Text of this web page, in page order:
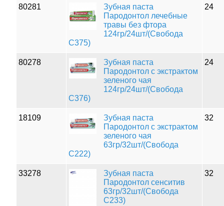
80281
Зубная паста
Пародонтол лечебные
травы без фтора
124гр/24шт/(Свобода
С375)
24
80278
Зубная паста
Пародонтол с экстрактом
зеленого чая
124гр/24шт/(Свобода
С376)
24
18109
Зубная паста
Пародонтол с экстрактом
зеленого чая
63гр/32шт/(Свобода
С222)
32
33278
Зубная паста
Пародонтол сенситив
63гр/32шт/(Свобода
С233)
32